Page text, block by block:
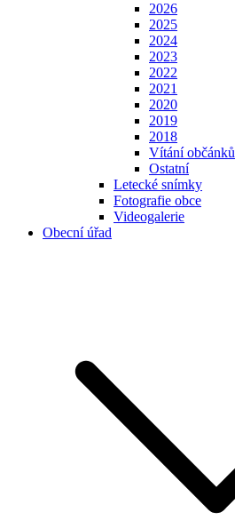
2026
2025
2024
2023
2022
2021
2020
2019
2018
Vítání občánků
Ostatní
Letecké snímky
Fotografie obce
Videogalerie
Obecní úřad